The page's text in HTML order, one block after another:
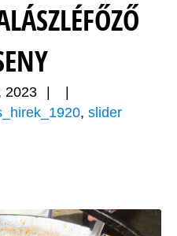
2023
, slider